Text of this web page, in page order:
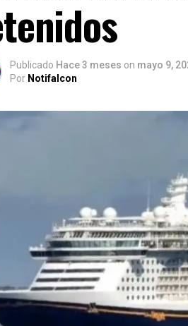
Publicado Hace 3 meses on mayo 9,
Por Notifalcon